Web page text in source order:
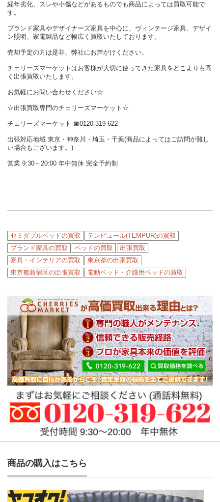
経年劣化、スレや小傷などがあるものでも商品によっては買取可能で
す。
ブランド家具やデザイナーズ家具を中心に、ヴィンテージ家具、デザイ
ン照明、家電製品など幅広く買取いたしております。
売却予定の方は是非、弊社にお声がけください。
チェリーズマーケットはお客様が大切に使ってきた家具をどこよりも高
く出張買取いたします。
お気軽にお問い合わせください☆
☆出張買取専門のチェリーズマーケット☆
チェリーズマーケット ☎︎0120-319-622
出張対応地域 東京・神奈川・埼玉・千葉(商品によってはご訪問が難し
い場合もございます。)
営業 9:30～20:00 年中無休 完全予約制
セミダブルベッドの買取
テンピュール(TEMPUR)の買取
ブランド家具の買取
ベッドの買取
出張買取
家具・インテリアの買取
東京都の出張買取
東京都新宿区の出張買取
電動ベッド・介護用ベッドの買取
商品の購入はこちら